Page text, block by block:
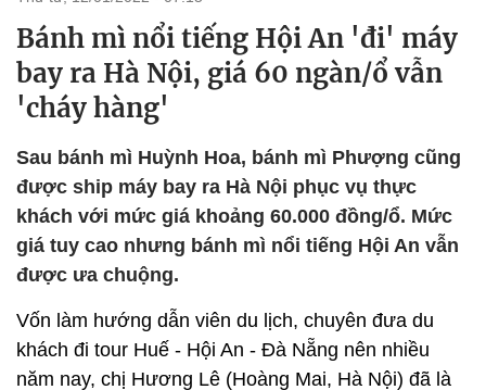
Bánh mì nổi tiếng Hội An 'đi' máy
bay ra Hà Nội, giá 60 ngàn/ổ vẫn
'cháy hàng'
Sau bánh mì Huỳnh Hoa, bánh mì Phượng cũng
được ship máy bay ra Hà Nội phục vụ thực
khách với mức giá khoảng 60.000 đồng/ổ. Mức
giá tuy cao nhưng bánh mì nổi tiếng Hội An vẫn
được ưa chuộng.
Vốn làm hướng dẫn viên du lịch, chuyên đưa du
khách đi tour Huế - Hội An - Đà Nẵng nên nhiều
năm nay, chị Hương Lê (Hoàng Mai, Hà Nội) đã là